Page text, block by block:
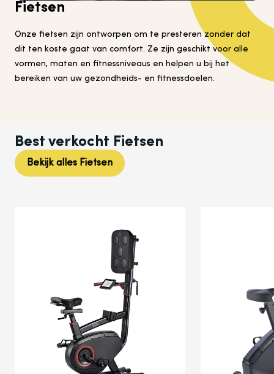
Fietsen
Onze fietsen zijn ontworpen om te presteren zonder dat
dit ten koste gaat van comfort. Ze zijn geschikt voor alle
vormen, maten en fitnessniveaus en helpen u bij het
bereiken van uw gezondheids- en fitnessdoelen.
Best verkocht Fietsen
Bekijk alles Fietsen